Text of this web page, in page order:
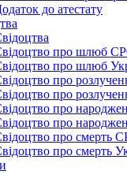
до атестату
про шлюб
про шлюб
про
про
про
про
про смерть
про смерть